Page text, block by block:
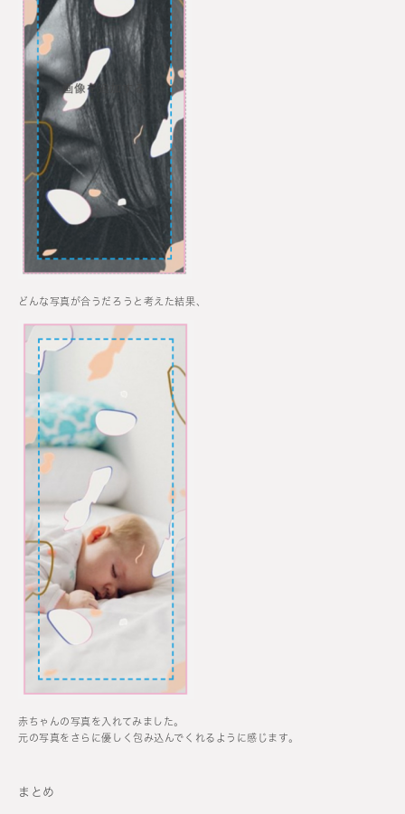
どんな写真が合うだろうと考えた結果、
赤ちゃんの写真を入れてみました。
元の写真をさらに優しく包み込んでくれるように感じます。
まとめ